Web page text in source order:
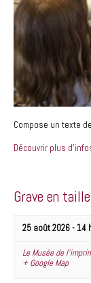
Compose un texte
Découvrir plus
Grave en
25 août 2026 - 14
Le Musée de
+ Google Map